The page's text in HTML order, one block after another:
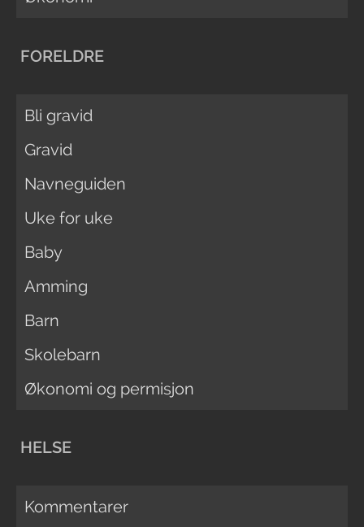
FORELDRE
Bli gravid
Gravid
Navneguiden
Uke for uke
Baby
Amming
Barn
Skolebarn
Økonomi og permisjon
HELSE
Kommentarer